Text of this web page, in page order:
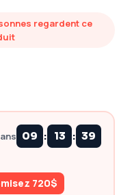
regardent ce
09 : 13 : 38
720$